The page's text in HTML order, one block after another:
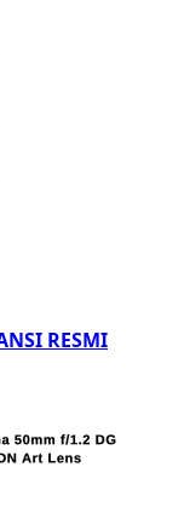
RESMI